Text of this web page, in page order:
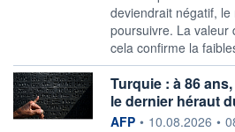
deviendrait négatif,
poursuivre. La valeur
cela confirme la
Turquie : à 86
le dernier héraut
information fournie
AFP • 10.08.2026 •